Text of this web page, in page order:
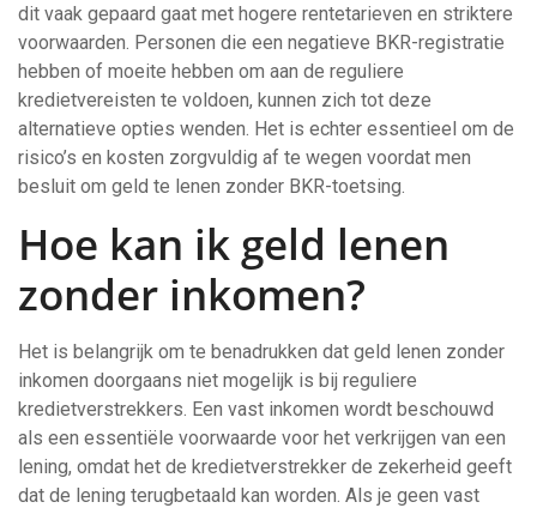
dit vaak gepaard gaat met hogere rentetarieven en striktere
voorwaarden. Personen die een negatieve BKR-registratie
hebben of moeite hebben om aan de reguliere
kredietvereisten te voldoen, kunnen zich tot deze
alternatieve opties wenden. Het is echter essentieel om de
risico’s en kosten zorgvuldig af te wegen voordat men
besluit om geld te lenen zonder BKR-toetsing.
Hoe kan ik geld lenen
zonder inkomen?
Het is belangrijk om te benadrukken dat geld lenen zonder
inkomen doorgaans niet mogelijk is bij reguliere
kredietverstrekkers. Een vast inkomen wordt beschouwd
als een essentiële voorwaarde voor het verkrijgen van een
lening, omdat het de kredietverstrekker de zekerheid geeft
dat de lening terugbetaald kan worden. Als je geen vast